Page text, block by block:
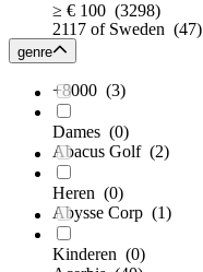
2117 of Sweden (47)
+8000 (3)
Abacus Golf (2)
Abysse Corp (1)
≥ € 100 (3298)
genre
Dames (0)
Heren (0)
Kinderen (0)